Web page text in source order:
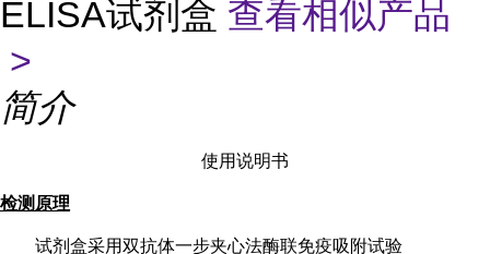
ELISA试剂盒 查看相似产品
>
简介
使用说明书
检测原理
试剂盒采用双抗体一步夹心法酶联免疫吸附试验